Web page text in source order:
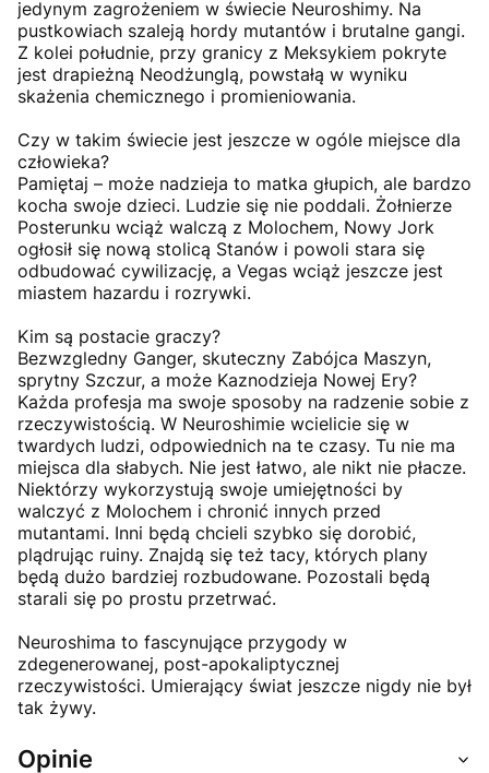
jedynym zagrożeniem w świecie Neuroshimy. Na
pustkowiach szaleją hordy mutantów i brutalne gangi.
Z kolei południe, przy granicy z Meksykiem pokryte
jest drapieżną Neodżunglą, powstałą w wyniku
skażenia chemicznego i promieniowania.
Czy w takim świecie jest jeszcze w ogóle miejsce dla
człowieka?
Pamiętaj – może nadzieja to matka głupich, ale bardzo
kocha swoje dzieci. Ludzie się nie poddali. Żołnierze
Posterunku wciąż walczą z Molochem, Nowy Jork
ogłosił się nową stolicą Stanów i powoli stara się
odbudować cywilizację, a Vegas wciąż jeszcze jest
miastem hazardu i rozrywki.
Kim są postacie graczy?
Bezwzgledny Ganger, skuteczny Zabójca Maszyn,
sprytny Szczur, a może Kaznodzieja Nowej Ery?
Każda profesja ma swoje sposoby na radzenie sobie z
rzeczywistością. W Neuroshimie wcielicie się w
twardych ludzi, odpowiednich na te czasy. Tu nie ma
miejsca dla słabych. Nie jest łatwo, ale nikt nie płacze.
Niektórzy wykorzystują swoje umiejętności by
walczyć z Molochem i chronić innych przed
mutantami. Inni będą chcieli szybko się dorobić,
plądrując ruiny. Znajdą się też tacy, których plany
będą dużo bardziej rozbudowane. Pozostali będą
starali się po prostu przetrwać.
Neuroshima to fascynujące przygody w
zdegenerowanej, post-apokaliptycznej
rzeczywistości. Umierający świat jeszcze nigdy nie był
tak żywy.
Opinie